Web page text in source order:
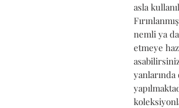
asla
nemli ya
etmeye